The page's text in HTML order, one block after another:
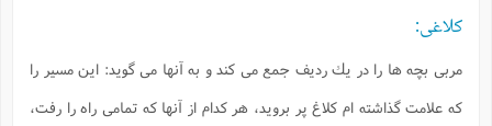
كلاغى:
مربى بچه ها را در يك رديف جمع مى كند و به آنها مى گويد: اين مسير را
كه علامت گذاشته ام كلاغ پر برويد، هر كدام از آنها كه تمامى راه را رفت،